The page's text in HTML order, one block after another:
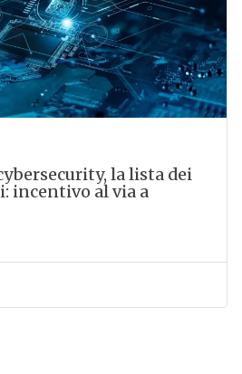
la lista dei
al via a